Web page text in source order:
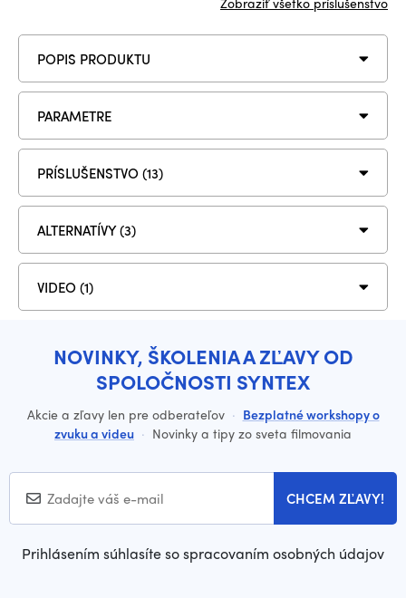
POPIS PRODUKTU
PARAMETRE
PRÍSLUŠENSTVO (13)
ALTERNATÍVY (3)
VIDEO (1)
NOVINKY, ŠKOLENIA A ZĽAVY OD
SPOLOČNOSTI SYNTEX
Akcie a zľavy len pre odberateľov · Bezplatné workshopy o
zvuku a videu · Novinky a tipy zo sveta filmovania
CHCEM ZĽAVY!
Prihlásením súhlasíte so spracovaním osobných údajov